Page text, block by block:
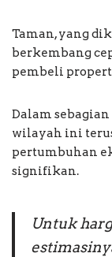
Taman, yang
berkembang
pembeli
Dalam
wilayah ini
pertumbuhan
signifikan.
Untuk